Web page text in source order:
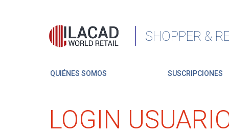
SHOPPER &
QUIÉNES SOMOS SUSCRIPCIONES
LOGIN